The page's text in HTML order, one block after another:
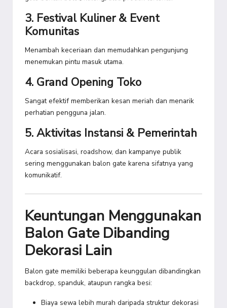
3. Festival Kuliner & Event
Komunitas
Menambah keceriaan dan memudahkan pengunjung
menemukan pintu masuk utama.
4. Grand Opening Toko
Sangat efektif memberikan kesan meriah dan menarik
perhatian pengguna jalan.
5. Aktivitas Instansi & Pemerintah
Acara sosialisasi, roadshow, dan kampanye publik
sering menggunakan balon gate karena sifatnya yang
komunikatif.
Keuntungan Menggunakan
Balon Gate Dibanding
Dekorasi Lain
Balon gate memiliki beberapa keunggulan dibandingkan
backdrop, spanduk, ataupun rangka besi:
Biaya sewa lebih murah daripada struktur dekorasi